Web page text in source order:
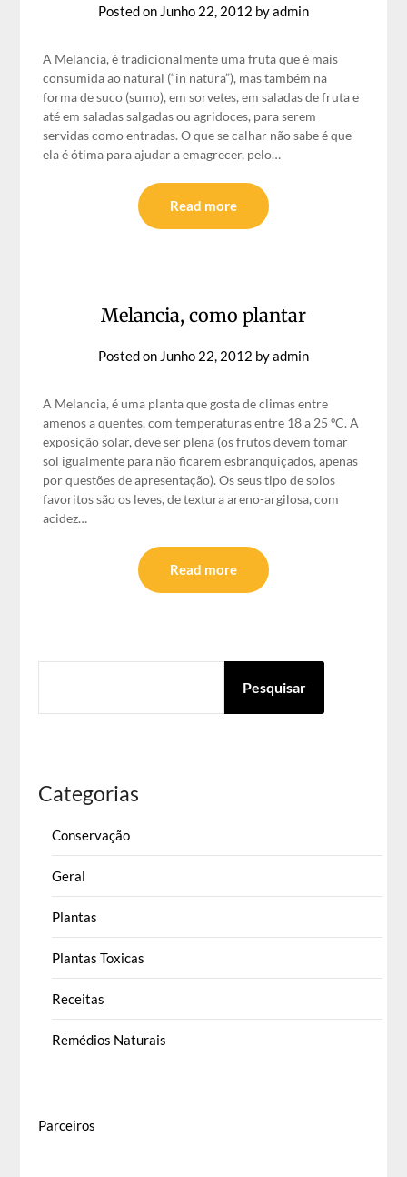
Posted on Junho 22, 2012 byadmin
A Melancia, é tradicionalmente uma fruta que é mais
consumida ao natural (“in natura”), mas também na
forma de suco (sumo), em sorvetes, em saladas de fruta e
até em saladas salgadas ou agridoces, para serem
servidas como entradas. O que se calhar não sabe é que
ela é ótima para ajudar a emagrecer, pelo…
Read more
Melancia, como plantar
Posted on Junho 22, 2012 byadmin
A Melancia, é uma planta que gosta de climas entre
amenos a quentes, com temperaturas entre 18 a 25 ºC. A
exposição solar, deve ser plena (os frutos devem tomar
sol igualmente para não ficarem esbranquiçados, apenas
por questões de apresentação). Os seus tipo de solos
favoritos são os leves, de textura areno-argilosa, com
acidez…
Read more
Pesquisar
Categorias
Conservação
Geral
Plantas
Plantas Toxicas
Receitas
Remédios Naturais
Parceiros